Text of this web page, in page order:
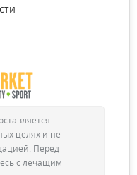
целях и не
Перед
с лечащим